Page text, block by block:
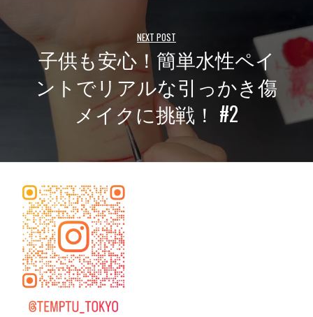
NEXT POST
子供も安心！簡単水性ペイ
ントでリアルな引っかき傷
メイクに挑戦！ #2